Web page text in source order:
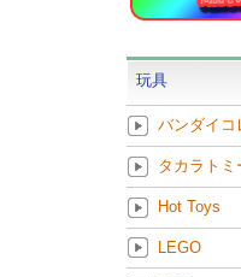
玩具
バンダイコ
タカラトミ
Hot Toys
LEGO